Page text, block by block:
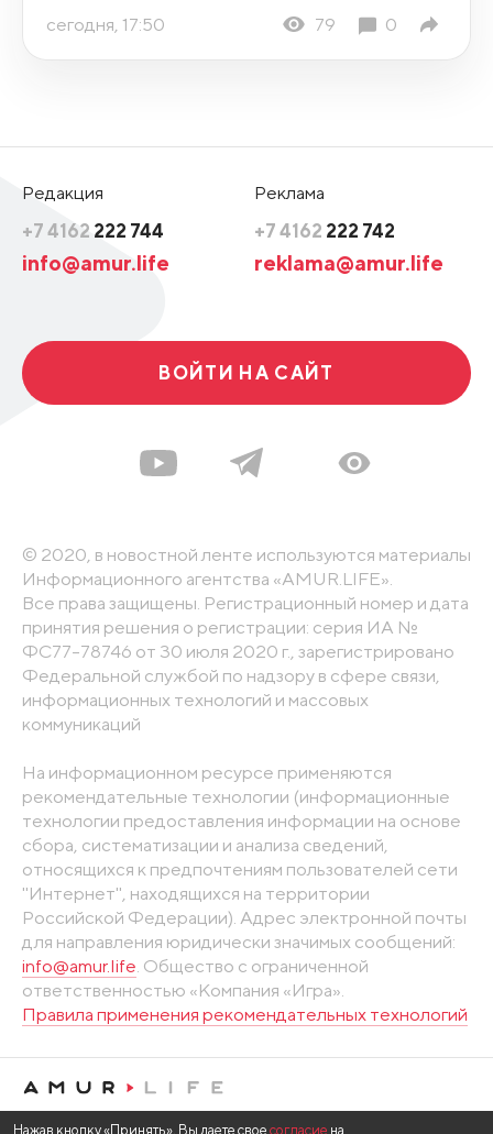
сегодня, 17:50 79 0
Редакция
+7 4162 222 744
info@amur.life
Реклама
+7 4162 222 742
reklama@amur.life
ВОЙТИ НА САЙТ
© 2020, в новостной ленте используются материалы
Информационного агентства «AMUR.LIFE».
Все права защищены. Регистрационный номер и дата
принятия решения о регистрации: серия ИА №
ФС77-78746 от 30 июля 2020 г., зарегистрировано
Федеральной службой по надзору в сфере связи,
информационных технологий и массовых
коммуникаций
На информационном ресурсе применяются
рекомендательные технологии (информационные
технологии предоставления информации на основе
сбора, систематизации и анализа сведений,
относящихся к предпочтениям пользователей сети
"Интернет", находящихся на территории
Российской Федерации). Адрес электронной почты
для направления юридически значимых сообщений:
info@amur.life . Общество с ограниченной
ответственностью «Компания «Игра».
Правила применения рекомендательных технологий
Нажав кнопку «Принять», Вы даете свое согласие на